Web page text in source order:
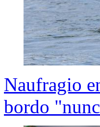
Naufragio
bordo